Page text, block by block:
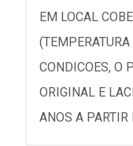
EM LOCAL
CONDICOES, O
ORIGINAL E
ANOS A PARTIR